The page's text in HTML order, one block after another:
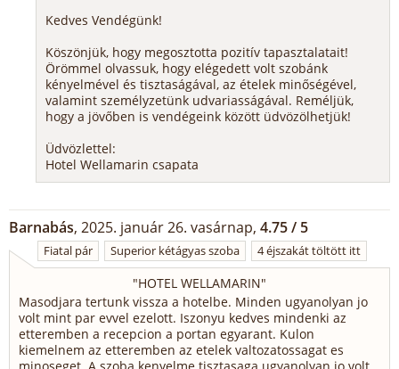
Kedves Vendégünk!
Köszönjük, hogy megosztotta pozitív tapasztalatait!
Örömmel olvassuk, hogy elégedett volt szobánk
kényelmével és tisztaságával, az ételek minőségével,
valamint személyzetünk udvariasságával. Reméljük,
hogy a jövőben is vendégeink között üdvözölhetjük!
Üdvözlettel:
Hotel Wellamarin csapata
Barnabás, 2025. január 26. vasárnap, 4.75 / 5
Fiatal pár Superior kétágyas szoba 4 éjszakát töltött itt
"HOTEL WELLAMARIN"
Masodjara tertunk vissza a hotelbe. Minden ugyanolyan jo
volt mint par evvel ezelott. Iszonyu kedves mindenki az
etteremben a recepcion a portan egyarant. Kulon
kiemelnem az etteremben az etelek valtozatossagat es